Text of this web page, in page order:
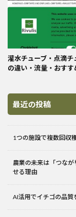
灌水チューブ・点滴
の違い・流量・おす
最近の投稿
1つの施設で複数回収
農業の未来は「つな
せる理由
AI活用でイチゴの品質